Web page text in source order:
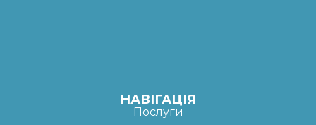
НАВІГАЦІЯ
Послуги